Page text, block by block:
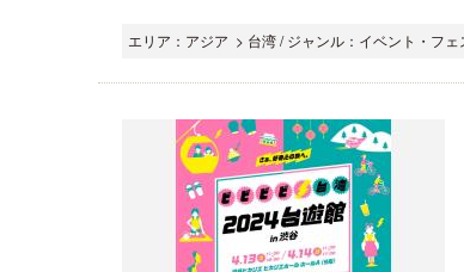
エリア：アジア > 台湾 / ジャンル：イベント・フェ